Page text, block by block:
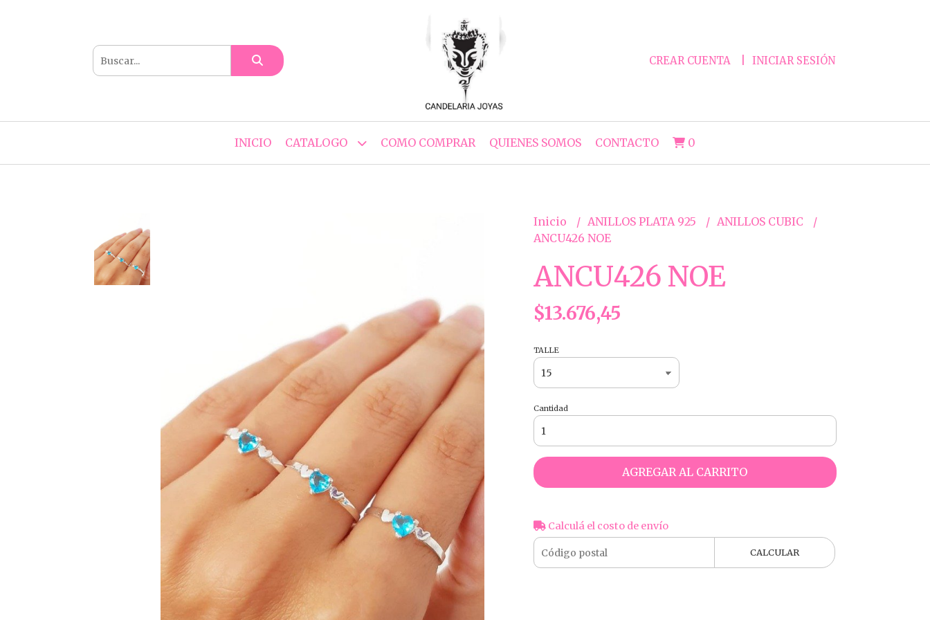
CREAR CUENTA INICIAR SESIÓN
INICIO CATALOGO COMO COMPRAR QUIENES SOMOS CONTACTO 0
Inicio ANILLOS PLATA 925
ANILLOS CUBIC
ANCU426 NOE
ANCU426 NOE
$13.676,45
TALLE
Cantidad
AGREGAR AL CARRITO
Calculá el costo de envío
CALCULAR